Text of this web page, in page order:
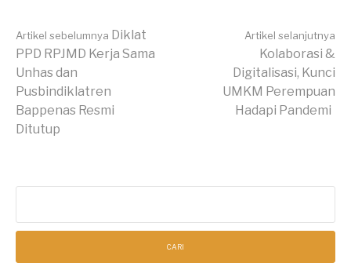
Lanjut
Membaca
Artikel sebelumnya Diklat
PPD RPJMD Kerja Sama
Unhas dan
Pusbindiklatren
Bappenas Resmi
Ditutup
Artikel selanjutnya
Kolaborasi &
Digitalisasi, Kunci
UMKM Perempuan
Hadapi Pandemi